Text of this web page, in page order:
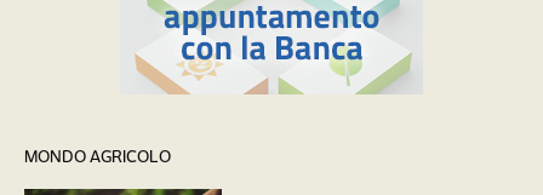
MONDO AGRICOLO